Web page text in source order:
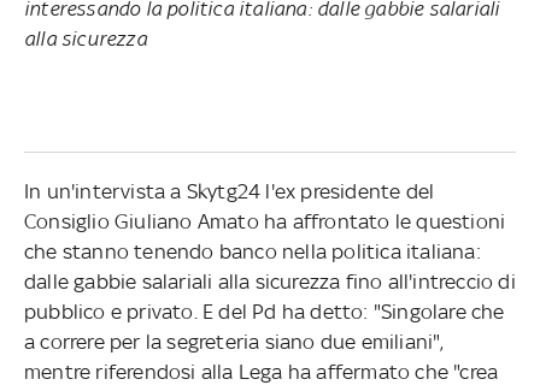
interessando la politica italiana: dalle gabbie salariali
alla sicurezza
In un'intervista a Skytg24 l'ex presidente del
Consiglio Giuliano Amato ha affrontato le questioni
che stanno tenendo banco nella politica italiana:
dalle gabbie salariali alla sicurezza fino all'intreccio di
pubblico e privato. E del Pd ha detto: "Singolare che
a correre per la segreteria siano due emiliani",
mentre riferendosi alla Lega ha affermato che "crea